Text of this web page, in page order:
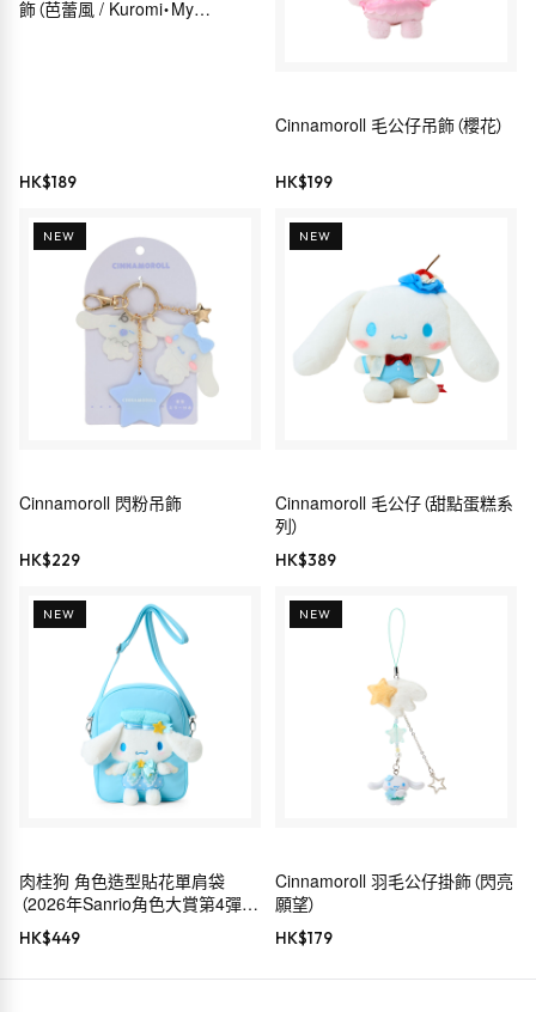
飾（芭蕾風 / Kuromi・My
HK$189
Cinnamoroll 毛公仔吊飾（櫻花）
HK$199
NEW
Cinnamoroll 閃粉吊飾
HK$229
NEW
Cinnamoroll 毛公仔（甜點蛋糕系
列）
HK$389
NEW
肉桂狗 角色造型貼花單肩袋
（2026年Sanrio角色大賞第4彈
Sanrio穿搭系列）
HK$449
NEW
Cinnamoroll 羽毛公仔掛飾（閃亮
願望）
HK$179